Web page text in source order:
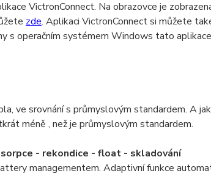
VictronConnect. Na obrazovce je
zde. Aplikaci VictronConnect si můžete
s operačním systémem Windows tato
ve srovnání s průmyslovým standardem. A
méně , než je průmyslovým standardem.
- rekondice - float - skladování
managementem. Adaptivní funkce